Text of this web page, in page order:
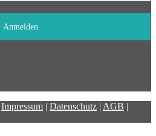
Impressum | Datenschutz | AGB |